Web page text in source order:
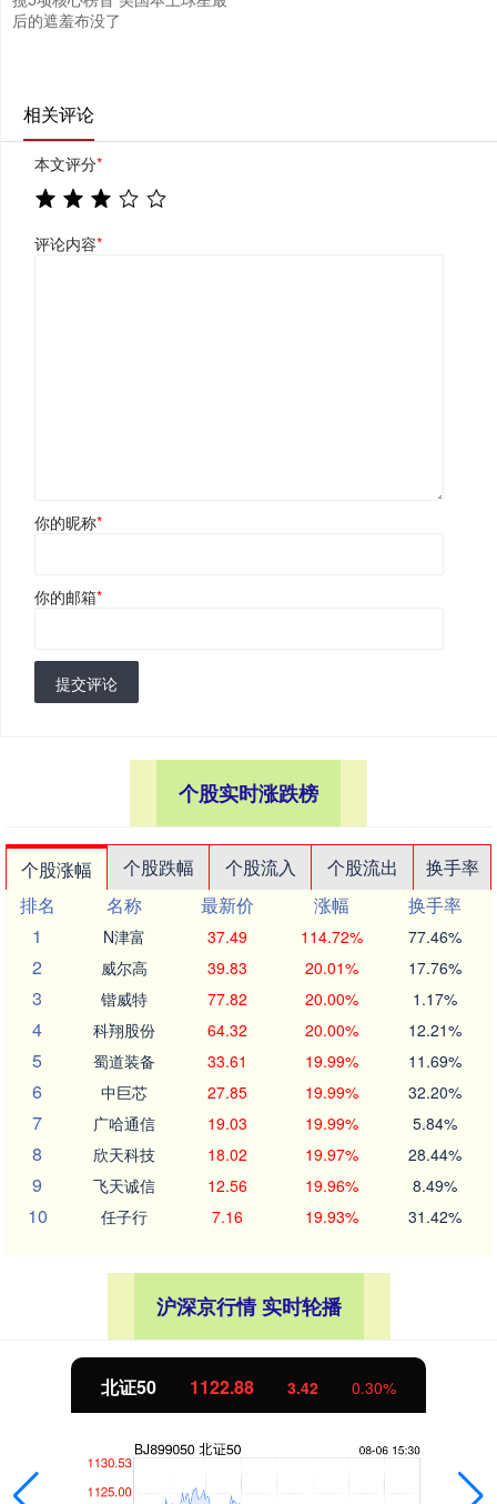
后的遮羞布没了
相关评论
本文评分*
评论内容*
你的昵称*
你的邮箱*
提交评论
个股实时涨跌榜
个股涨幅 个股跌幅 个股流入 个股流出
换手率
排名
名称 最新价 涨幅
换手率
1
N津富 37.49 114.72% 77.46%
2 威尔高 39.83 20.01% 17.76%
3 锴威特 77.82 20.00% 1.17%
4 科翔股份 64.32 20.00% 12.21%
5 蜀道装备 33.61 19.99% 11.69%
6 中巨芯 27.85 19.99% 32.20%
7 广哈通信 19.03 19.99% 5.84%
8 欣天科技 18.02 19.97% 28.44%
9 飞天诚信 12.56 19.96% 8.49%
10 任子行 7.16 19.93% 31.42%
沪深京行情 实时轮播
北证50 1122.88 3.42 0.30%